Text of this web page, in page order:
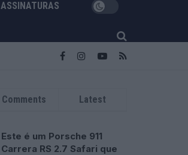
ASSINATURAS
Comments Latest
Este é um Porsche 911
Carrera RS 2.7 Safari que